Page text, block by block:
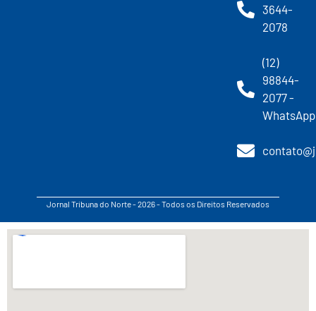
3644-
2078
(12)
98844-
2077 -
WhatsApp
Jornal Tribuna do Norte - 2026 - Todos os Direitos Reservados